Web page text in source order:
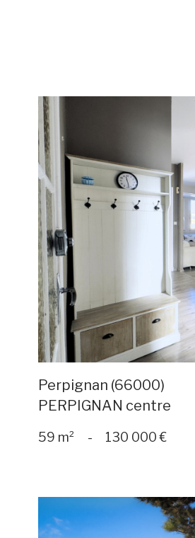
Perpignan (66000)
PERPIGNAN centre
59 m² - 130 000 €